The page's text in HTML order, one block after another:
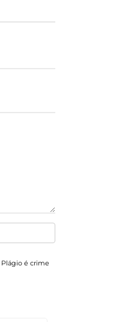
Plágio é crime